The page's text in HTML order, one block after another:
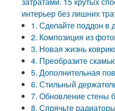
интерьер без лишних
1. Сделайте поддон
2. Композиция из
3. Новая жизнь
4. Преобразите
5. Дополнительная
6. Стильный
7. Обновление стены
8. Спрячьте